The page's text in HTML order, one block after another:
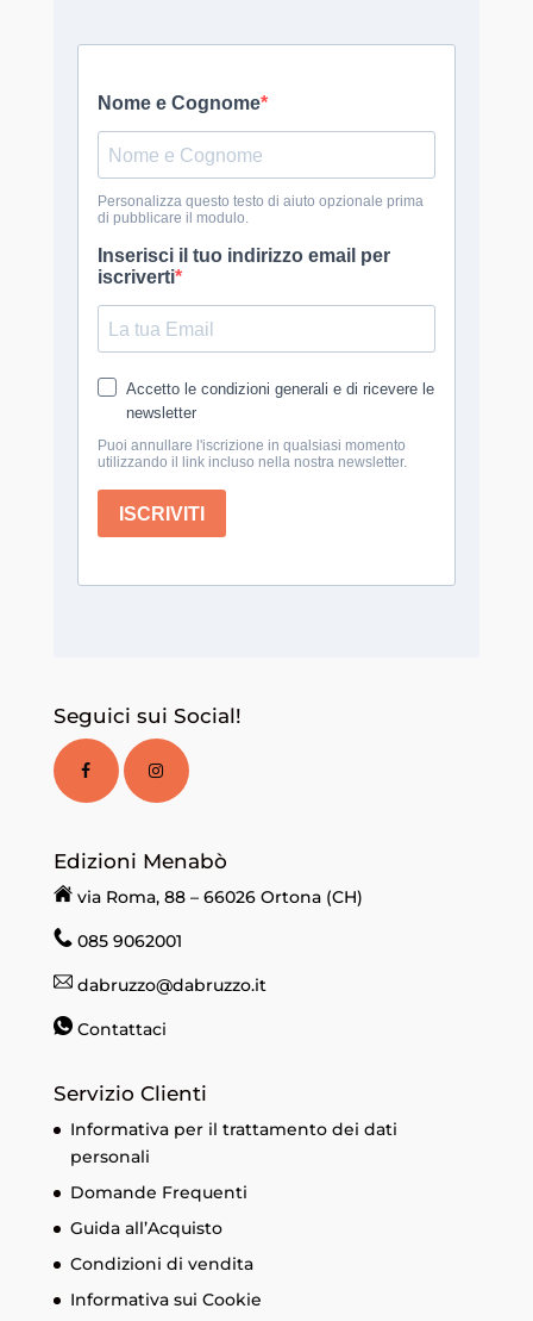
Seguici sui Social!
Edizioni Menabò
via Roma, 88 – 66026 Ortona (CH)
085 9062001
dabruzzo@dabruzzo.it
Contattaci
Servizio Clienti
Informativa per il trattamento dei dati
personali
Domande Frequenti
Guida all’Acquisto
Condizioni di vendita
Informativa sui Cookie